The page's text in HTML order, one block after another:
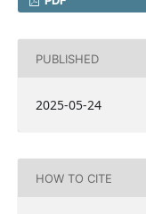
PUBLISHED
2025-05-24
HOW TO CITE